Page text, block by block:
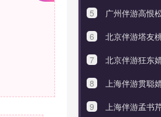
5
广州伴游高恨
6
北京伴游塔友
7
北京伴游狂东
8
上海伴游贯聪
9
上海伴游孟书